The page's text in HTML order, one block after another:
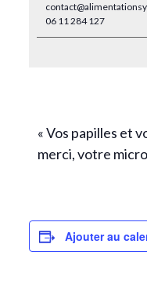
06 11 284 127
« Vos papilles et
merci, votre
Ajouter au